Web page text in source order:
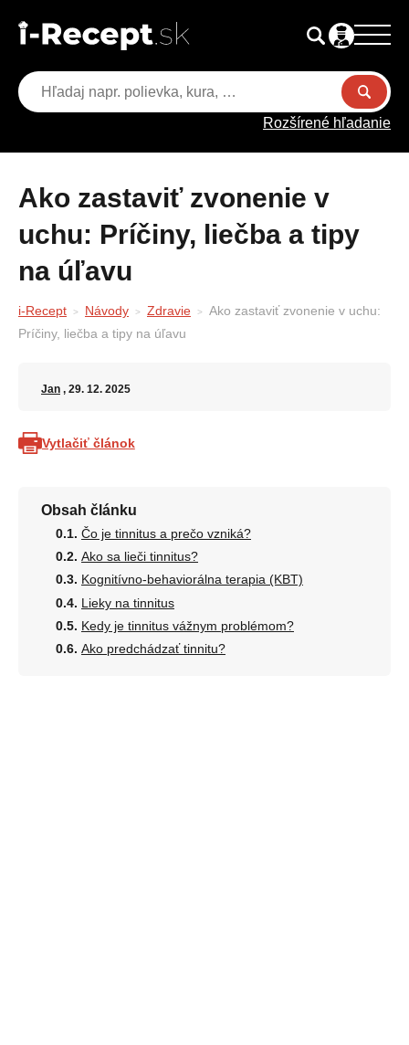
Rozšírené hľadanie
Ako zastaviť zvonenie v
uchu: Príčiny, liečba a tipy
na úľavu
i-Recept Návody Zdravie
Ako zastaviť zvonenie v uchu:
Príčiny, liečba a tipy na úľavu
Jan , 29. 12. 2025
Vytlačiť článok
Obsah článku
Čo je tinnitus a prečo vzniká?
Ako sa lieči tinnitus?
Kognitívno-behaviorálna terapia (KBT)
Lieky na tinnitus
Kedy je tinnitus vážnym problémom?
Ako predchádzať tinnitu?